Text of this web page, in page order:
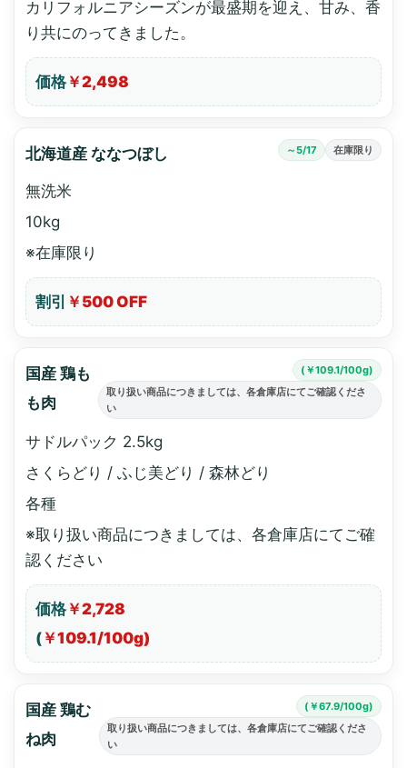
カリフォルニアシーズンが最盛期を迎え、甘み、香
り共にのってきました。
価格 ￥2,498
北海道産 ななつぼし ～5/17 在庫限り
無洗米
10kg
※在庫限り
割引 ￥500 OFF
国産 鶏も
も肉
(￥109.1/100g)
取り扱い商品につきましては、各倉庫店にてご確認くださ
い
サドルパック 2.5kg
さくらどり / ふじ美どり / 森林どり
各種
※取り扱い商品につきましては、各倉庫店にてご確
認ください
価格 ￥2,728
( ￥109.1/100g)
国産 鶏む
ね肉
(￥67.9/100g)
取り扱い商品につきましては、各倉庫店にてご確認くださ
い